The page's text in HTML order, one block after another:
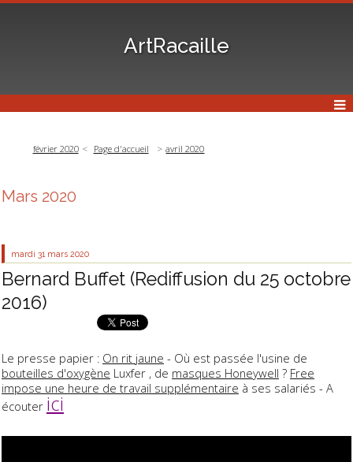
ArtRacaille
février 2020 Page d'accueil avril 2020
Mars 2020
mardi 31 mars 2020
Bernard Buffet (Rediffusion du 25 octobre
2016)
Le presse papier : On rit jaune - Où est passée l'usine de
bouteilles d'oxygène Luxfer , de masques Honeywell ? Free
impose une heure de travail supplémentaire à ses salariés - A
écouter ici